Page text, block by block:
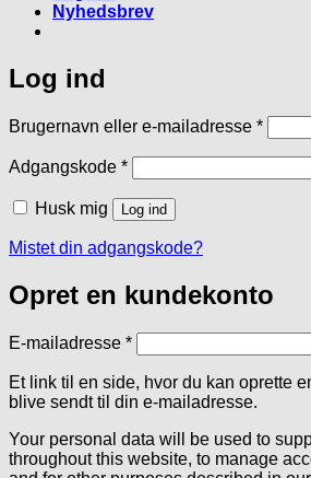
Nyhedsbrev
Log ind
Brugernavn eller e-mailadresse *
Adgangskode *Påkrævet
Husk mig Log ind
Mistet din adgangskode?
Opret en kundekonto
E-mailadresse *Påkrævet
Et link til en side, hvor du kan oprette
blive sendt til din e-mailadresse.
Your personal data will be used to
throughout this website, to manage